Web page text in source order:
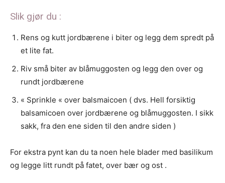
Slik gjør du :
Rens og kutt jordbærene i biter og legg dem spredt på
et lite fat.
Riv små biter av blåmuggosten og legg den over og
rundt jordbærene
« Sprinkle « over balsmaicoen ( dvs. Hell forsiktig
balsamicoen over jordbærene og blåmuggosten. I sikk
sakk, fra den ene siden til den andre siden )
For ekstra pynt kan du ta noen hele blader med basilikum
og legge litt rundt på fatet, over bær og ost .